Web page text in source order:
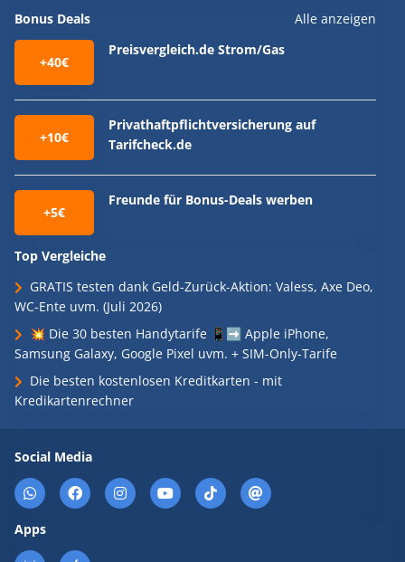
Bonus Deals Alle anzeigen
+40€
Preisvergleich.de Strom/Gas
+10€
Privathaftpflichtversicherung auf
Tarifcheck.de
+5€
Freunde für Bonus-Deals werben
Top Vergleiche
GRATIS testen dank Geld-Zurück-Aktion: Valess, Axe Deo,
WC-Ente uvm. (Juli 2026)
💥 Die 30 besten Handytarife 📱➡️ Apple iPhone,
Samsung Galaxy, Google Pixel uvm. + SIM-Only-Tarife
Die besten kostenlosen Kreditkarten - mit
Kredikartenrechner
Social Media
Apps